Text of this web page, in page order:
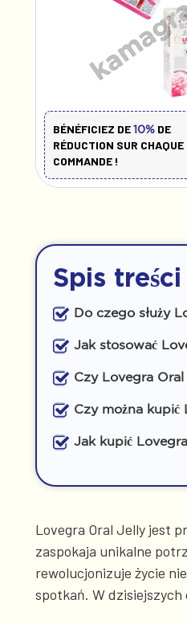
BÉNÉFICIEZ DE10% DE
RÉDUCTION SUR CHAQUE
COMMANDE !
Spis treści
Do czego służy
Jak stosować
Czy Lovegra
Czy można kupić
Jak kupić
Lovegra Oral Jelly jest
zaspokaja unikalne
rewolucjonizuje życie
spotkań. W dzisiejszych